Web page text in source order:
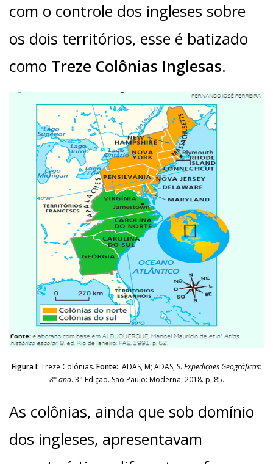
com o controle dos ingleses sobre
os dois territórios, esse é batizado
como Treze Colônias Inglesas.
Figura I: Treze Colônias. Fonte: ADAS, M; ADAS, S. Expedições Geográficas:
8° ano. 3° Edição. São Paulo: Moderna, 2018. p. 85.
As colônias, ainda que sob domínio
dos ingleses, apresentavam